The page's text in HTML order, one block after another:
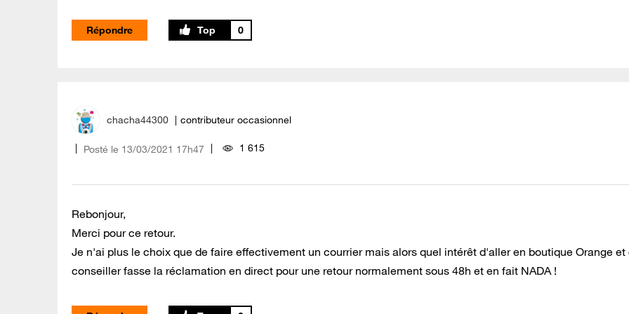
Répondre 0
chacha44300 contributeur occasionnel
Posté le ‎13/03/2021 17h47 1 615
Rebonjour,
Merci pour ce retour.
Je n'ai plus le choix que de faire effectivement un courrier mais alors quel intérêt d'aller en boutique Orange et
conseiller fasse la réclamation en direct pour une retour normalement sous 48h et en fait NADA !